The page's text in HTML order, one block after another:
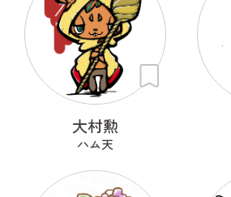
大村勲
ハム天